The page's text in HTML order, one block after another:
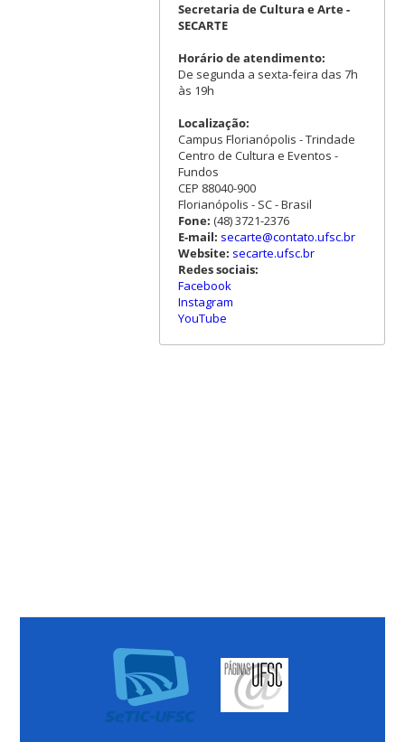
Secretaria de Cultura e Arte -
SECARTE
Horário de atendimento:
De segunda a sexta-feira das 7h
às 19h
Localização:
Campus Florianópolis - Trindade
Centro de Cultura e Eventos -
Fundos
CEP 88040-900
Florianópolis - SC - Brasil
Fone: (48) 3721-2376
E-mail: secarte@contato.ufsc.br
Website: secarte.ufsc.br
Redes sociais:
Facebook
Instagram
YouTube